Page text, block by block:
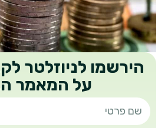
הירשמו לניוזלטר
על המאמר